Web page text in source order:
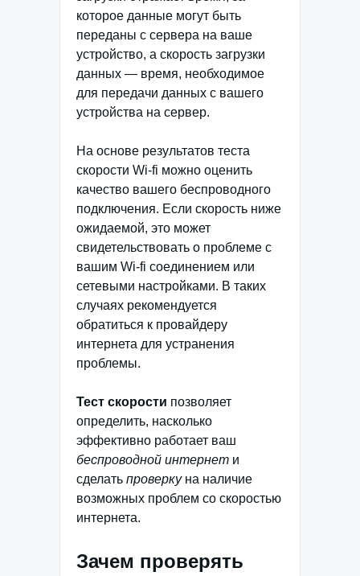
которое данные могут быть
переданы с сервера на ваше
устройство, а скорость загрузки
данных — время, необходимое
для передачи данных с вашего
устройства на сервер.
На основе результатов теста
скорости Wi-fi можно оценить
качество вашего беспроводного
подключения. Если скорость ниже
ожидаемой, это может
свидетельствовать о проблеме с
вашим Wi-fi соединением или
сетевыми настройками. В таких
случаях рекомендуется
обратиться к провайдеру
интернета для устранения
проблемы.
Тест скорости позволяет
определить, насколько
эффективно работает ваш
беспроводной интернет и
сделать проверкуна наличие
возможных проблем со скоростью
интернета.
Зачем проверять